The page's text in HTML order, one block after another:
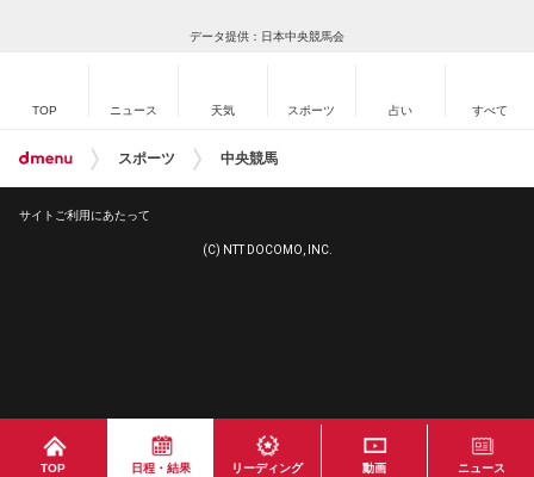
TOP 日程・結果 リーディング 動画 ニュース
データ提供：日本中央競馬会
TOP ニュース 天気 スポーツ 占い すべて
スポーツ 中央競馬
サイトご利用にあたって
(C) NTT DOCOMO, INC.